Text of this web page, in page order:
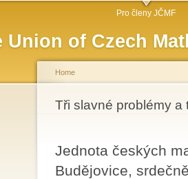
Union of Czech
Pro členy JČMF
You are here
Home
Tři slavné problémy
Jednota českých
Budějovice,